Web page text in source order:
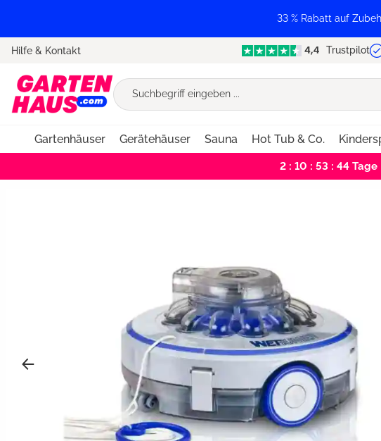
33 % Rabatt auf
Hilfe & Kontakt Trustpilot
Gartenhäuser Gerätehäuser Sauna Hot Tub & Co.
2 : 10 : 53 : 44Tage